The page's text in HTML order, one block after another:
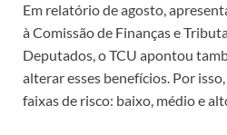
Em relatório de agosto,
à Comissão de Finanças e
Deputados, o TCU apontou
alterar esses benefícios. Por
faixas de risco: baixo, médio e